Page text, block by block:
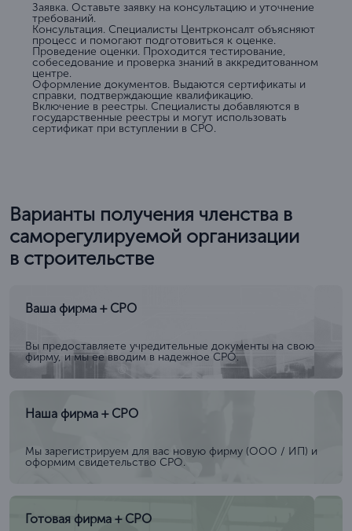
Заявка. Оставьте заявку на консультацию и уточнение
требований.
Консультация. Специалисты Центрконсалт объясняют
процесс и помогают подготовиться к оценке.
Проведение оценки. Проходится тестирование,
собеседование и проверка знаний в аккредитованном
центре.
Оформление документов. Выдаются сертификаты и
справки, подтверждающие квалификацию.
Включение в реестры. Специалисты добавляются в
государственные реестры и могут использовать
сертификат при вступлении в СРО.
Варианты получения членства в
саморегулируемой организации
в строительстве
Ваша фирма + СРО
Вы предоставляете учредительные документы на свою
фирму, и мы ее вводим в надежное СРО.
Наша фирма + СРО
Мы зарегистрируем для вас новую фирму (ООО / ИП) и
оформим свидетельство СРО.
Готовая фирма + СРО